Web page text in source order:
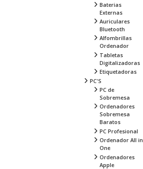
Baterias
Externas
Auriculares
Bluetooth
Alfombrillas
Ordenador
Tabletas
Digitalizadoras
Etiquetadoras
PC'S
PC de
Sobremesa
Ordenadores
Sobremesa
Baratos
PC Profesional
Ordenador All in
One
Ordenadores
Apple